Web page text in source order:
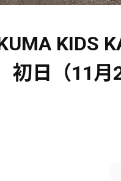
KIDS
日（11月2